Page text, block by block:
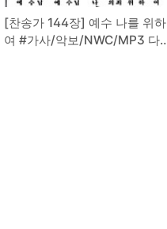
[찬송가 144장] 예수 나를 위하
여 #가사/악보/NWC/MP3 다